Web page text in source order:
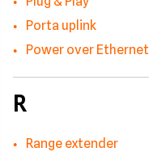
Porta uplink
Power over Ethernet
R
Range extender